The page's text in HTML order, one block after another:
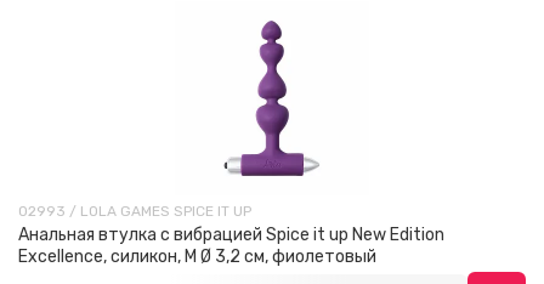
02993 / LOLA GAMES SPICE IT UP
Анальная втулка с вибрацией Spice it up New Edition
Excellence, силикон, M Ø 3,2 см, фиолетовый